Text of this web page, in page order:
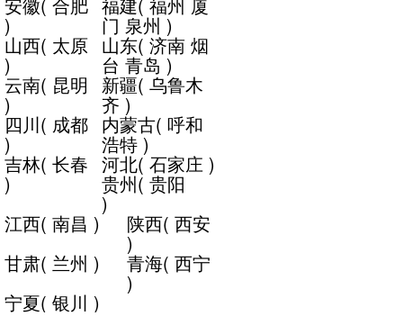
) 门 泉州 )
山西( 太原
)
山东( 济南 烟
台 青岛 )
云南( 昆明
)
新疆( 乌鲁木
齐 )
四川( 成都
)
内蒙古( 呼和
浩特 )
吉林( 长春
)
河北(石家庄 )
贵州( 贵阳
)
江西( 南昌 ) 陕西( 西安
)
甘肃( 兰州 ) 青海( 西宁
)
宁夏( 银川 )